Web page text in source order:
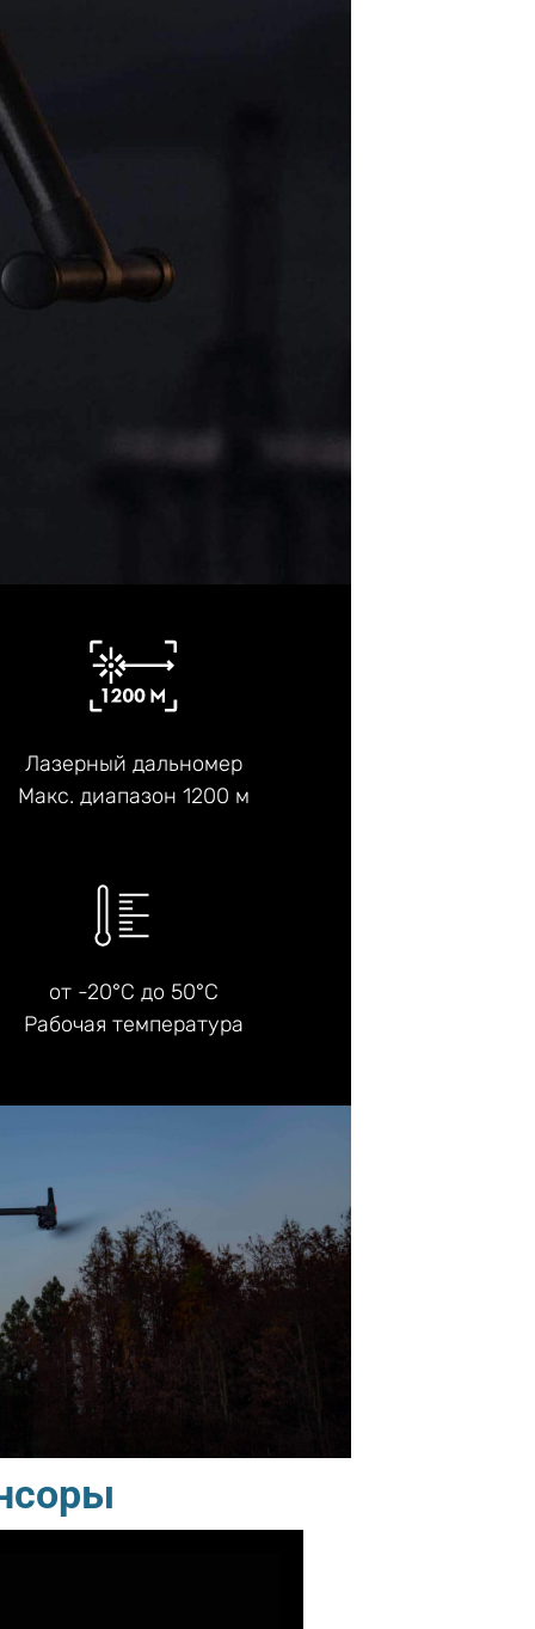
Лазерный дальномер
Макс. диапазон 1200 м
от -20°C до 50°C
Рабочая температура